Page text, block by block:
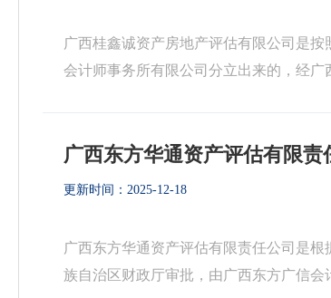
广西桂鑫诚资产房地产评估有限公司是
会计师事务所有限公司分立出来的，经广
广西东方华通资产评估有限责
更新时间：2025-12-18
广西东方华通资产评估有限责任公司是
族自治区财政厅审批，由广西东方广信会